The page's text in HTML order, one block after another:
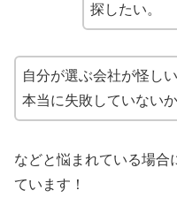
探したい。
自分が選ぶ会社が怪し
本当に失敗していない
などと悩まれている場合
ています！